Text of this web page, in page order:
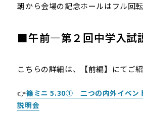
朝から会場の記念ホールはフル回転
■午前―第２回中学入試
こちらの詳細は、【前編】にてご紹
👉篠ミニ 5.30① 二つの内外イベン
説明会